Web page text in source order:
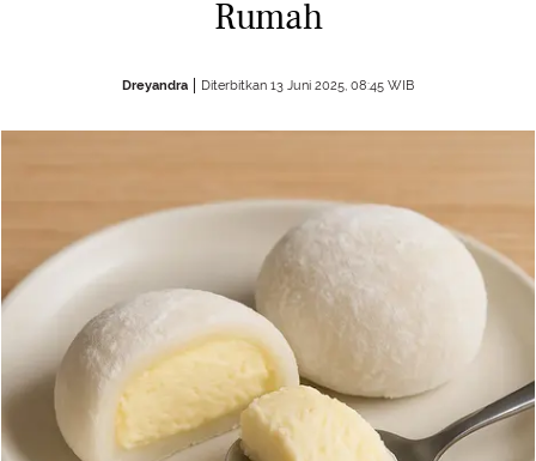
Rumah
Dreyandra Diterbitkan 13 Juni 2025, 08:45 WIB